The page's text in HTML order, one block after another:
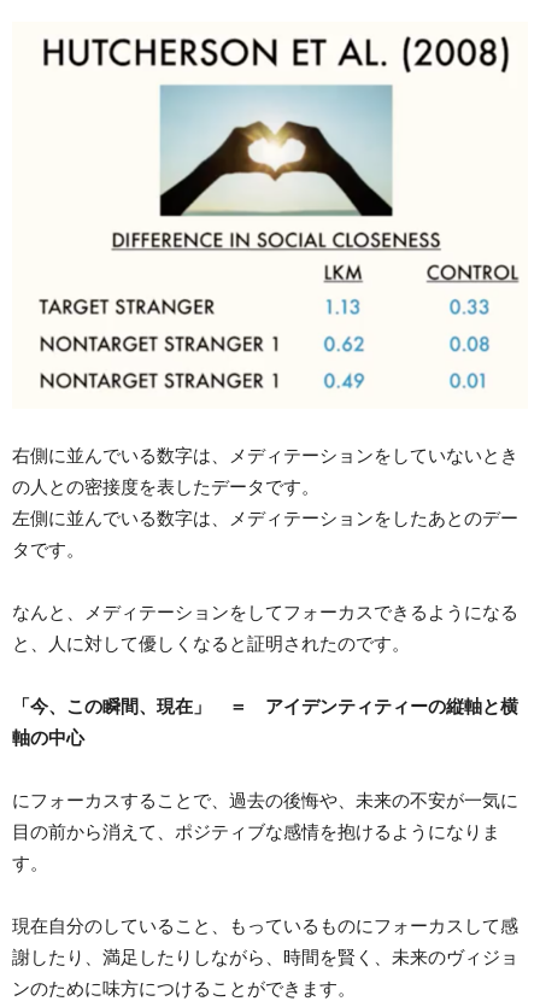
右側に並んでいる数字は、メディテーションをしていないとき
の人との密接度を表したデータです。
左側に並んでいる数字は、メディテーションをしたあとのデー
タです。
なんと、メディテーションをしてフォーカスできるようになる
と、人に対して優しくなると証明されたのです。
「今、この瞬間、現在」 ＝ アイデンティティーの縦軸と横
軸の中心
にフォーカスすることで、過去の後悔や、未来の不安が一気に
目の前から消えて、ポジティブな感情を抱けるようになりま
す。
現在自分のしていること、もっているものにフォーカスして感
謝したり、満足したりしながら、時間を賢く、未来のヴィジョ
ンのために味方につけることができます。